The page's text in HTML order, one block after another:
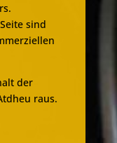
sind
der
raus.